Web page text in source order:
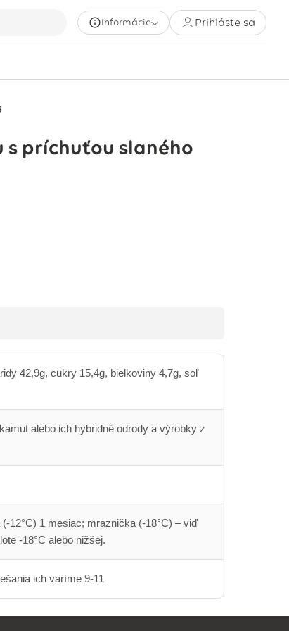
Informácie Prihláste sa
s príchuťou slaného
42,9g, cukry 15,4g, bielkoviny 4,7g, soľ
alebo ich hybridné odrody a výrobky z
12°C) 1 mesiac; mraznička (-18°C) – viď
-18°C alebo nižšej.
ich varíme 9-11